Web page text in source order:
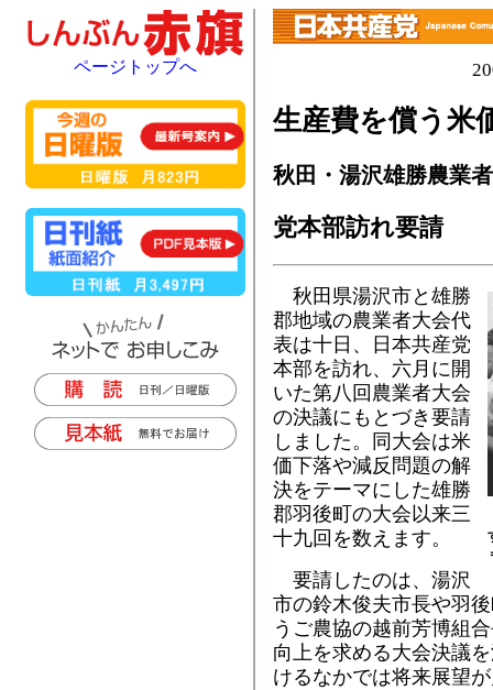
生産費を償う米
秋田・湯沢雄勝農業
党本部訪れ要請
秋田県湯沢市と雄勝
郡地域の農業者大会代
表は十日、日本共産党
本部を訪れ、六月に開
いた第八回農業者大会
の決議にもとづき要請
しました。同大会は米
価下落や減反問題の解
決をテーマにした雄勝
郡羽後町の大会以来三
十九回を数えます。
要請したのは、湯沢
市の鈴木俊夫市長や羽
うご農協の越前芳博組
向上を求める大会決議
けるなかでは将来展望
ページトップへ